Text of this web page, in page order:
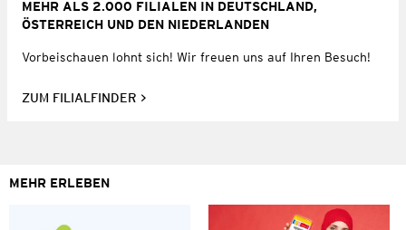
MEHR ALS 2.000 FILIALEN IN DEUTSCHLAND,
ÖSTERREICH UND DEN NIEDERLANDEN
Vorbeischauen lohnt sich! Wir freuen uns auf Ihren Besuch!
ZUM FILIALFINDER
MEHR ERLEBEN